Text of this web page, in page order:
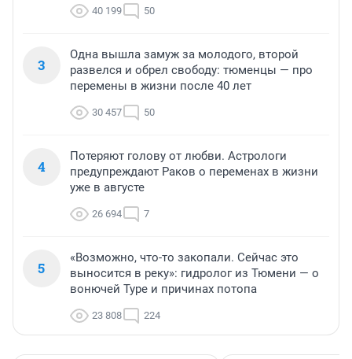
40 199 50
3
Одна вышла замуж за молодого, второй
развелся и обрел свободу: тюменцы — про
перемены в жизни после 40 лет
30 457 50
4
Потеряют голову от любви. Астрологи
предупреждают Раков о переменах в жизни
уже в августе
26 694 7
5
«Возможно, что-то закопали. Сейчас это
выносится в реку»: гидролог из Тюмени — о
вонючей Туре и причинах потопа
23 808 224